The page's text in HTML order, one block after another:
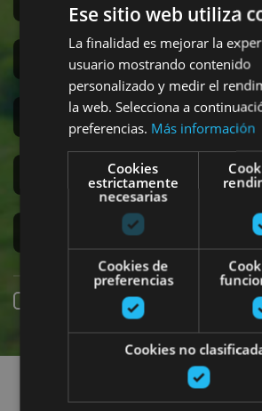
San Fermín
Accesibilidad
Turismo regenerativo
Experiencias exclusivas
Reserva online
Encuentra
Ese sitio web utiliza
La finalidad es mejorar la
usuario mostrando contenido
personalizado y medir el
la web. Selecciona a
preferencias. Más información
Cookies
estrictamente
necesarias
Cookies de
preferencias
Cookies no